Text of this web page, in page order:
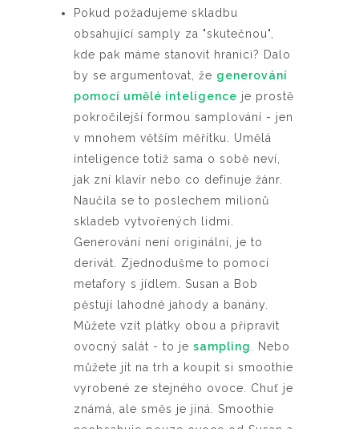
Pokud požadujeme skladbu
obsahující samply za "skutečnou",
kde pak máme stanovit hranici? Dalo
by se argumentovat, že generování
pomocí umělé inteligence je prostě
pokročilejší formou samplování - jen
v mnohem větším měřítku. Umělá
inteligence totiž sama o sobě neví,
jak zní klavír nebo co definuje žánr.
Naučila se to poslechem milionů
skladeb vytvořených lidmi.
Generování není originální, je to
derivát. Zjednodušme to pomocí
metafory s jídlem. Susan a Bob
pěstují lahodné jahody a banány.
Můžete vzít plátky obou a připravit
ovocný salát - to jesampling
. Nebo
můžete jít na trh a koupit si smoothie
vyrobené ze stejného ovoce. Chuť je
známá, ale směs je jiná. Smoothie